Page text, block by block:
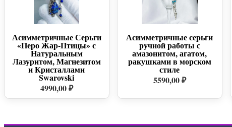
Асимметричные Серьги
«Перо Жар-Птицы» с
Натуральным
Лазуритом, Магнезитом
и Кристаллами
Swarovski
4990,00 ₽
Асимметричные серьги
ручной работы с
амазонитом, агатом,
ракушками в морском
стиле
5590,00 ₽